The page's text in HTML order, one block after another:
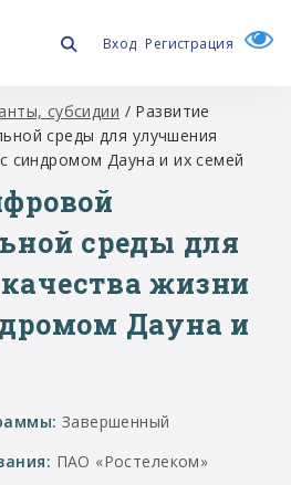
Вход Регистрация
субсидии / Развитие
среды для улучшения
синдромом Дауна и их семей
среды для
жизни
Дауна и
Завершенный
ПАО «Ростелеком»